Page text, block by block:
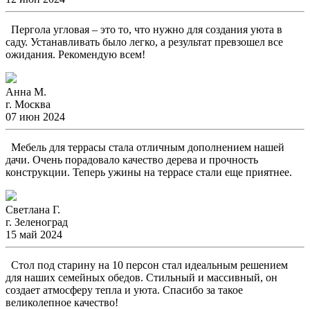
Пергола угловая – это то, что нужно для создания уюта в
саду. Устанавливать было легко, а результат превзошел все
ожидания. Рекомендую всем!
Анна М.
г. Москва
07 июн 2024
Мебель для террасы стала отличным дополнением нашей
дачи. Очень порадовало качество дерева и прочность
конструкции. Теперь ужины на террасе стали еще приятнее.
Светлана Г.
г. Зеленоград
15 май 2024
Стол под старину на 10 персон стал идеальным решением
для наших семейных обедов. Стильный и массивный, он
создает атмосферу тепла и уюта. Спасибо за такое
великолепное качество!